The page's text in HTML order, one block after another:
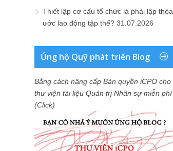
Thiết lập cơ cấu tổ chức là phải lập thỏa
ước lao động tập thể? 31.07.2026
Ủng hộ Quỹ phát triển Blog
Bằng cách nâng cấp Bản quyền iCPO cho
thư viện tài liệu Quản trị Nhân sự miễn phí
(Click)